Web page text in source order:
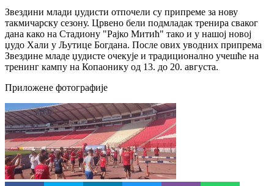
Звездини млади џудисти отпочели су припреме за нову
такмичарску сезону. Црвено бели подмладак тренира сваког
дана како на Стадиону "Рајко Митић" тако и у нашој новој
џудо Хали у Љутице Богдана. После ових уводних припрема
Звездине младе џудисте очекује и традиционално учешће на
тренинг кампу на Копаонику од 13. до 20. августа.
Приложене фотографије